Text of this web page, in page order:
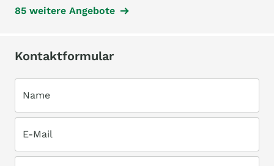
85 weitere Angebote
Kontaktformular
Name
E-Mail